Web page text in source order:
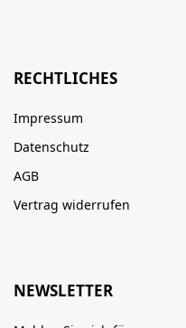
RECHTLICHES
Impressum
Datenschutz
AGB
Vertrag widerrufen
NEWSLETTER